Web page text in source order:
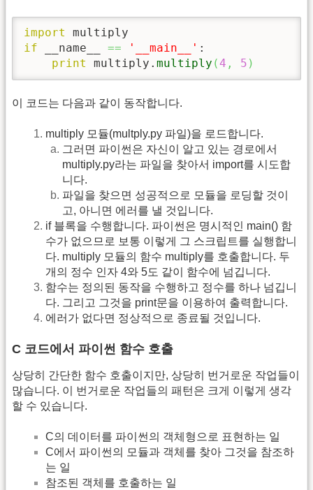
import
if __name__ == '__main__' :
print
multiply. multiply (4 , 5 )
이 코드는 다음과 같이 동작합니다.
multiply 모듈(multply.py 파일)을 로드합니다.
그러면 파이썬은 자신이 알고 있는 경로에서
multiply.py라는 파일을 찾아서 import를 시도합
니다.
파일을 찾으면 성공적으로 모듈을 로딩할 것이
고, 아니면 에러를 낼 것입니다.
if 블록을 수행합니다. 파이썬은 명시적인 main() 함
수가 없으므로 보통 이렇게 그 스크립트를 실행합니
다. multiply 모듈의 함수 multiply를 호출합니다. 두
개의 정수 인자 4와 5도 같이 함수에 넘깁니다.
함수는 정의된 동작을 수행하고 정수를 하나 넘깁니
다. 그리고 그것을 print문을 이용하여 출력합니다.
에러가 없다면 정상적으로 종료될 것입니다.
C 코드에서 파이썬 함수 호출
상당히 간단한 함수 호출이지만, 상당히 번거로운 작업들이
많습니다. 이 번거로운 작업들의 패턴은 크게 이렇게 생각
할 수 있습니다.
C의 데이터를 파이썬의 객체형으로 표현하는 일
C에서 파이썬의 모듈과 객체를 찾아 그것을 참조하
는 일
참조된 객체를 호출하는 일